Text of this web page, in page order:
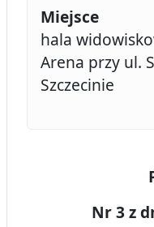
Miejsce
hala
Arena przy ul.
Szczecinie
Nr 3 z